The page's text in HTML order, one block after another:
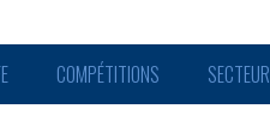
COMPÉTITIONS